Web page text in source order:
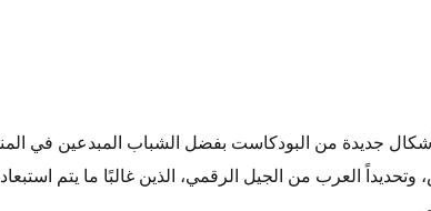
جديدة من البودكاست بفضل الشباب المبدعين في
العرب من الجيل الرقمي، الذين غالبًا ما يتم